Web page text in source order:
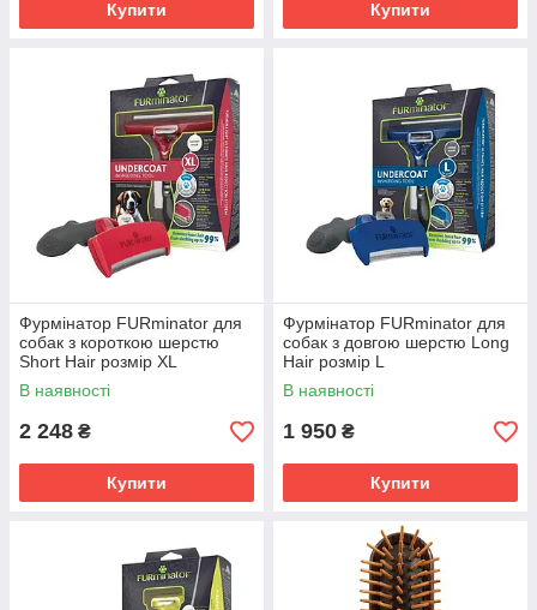
Купити Купити
Фурмінатор FURminator для
собак з короткою шерстю
Short Hair розмір ХL
В наявності
2 248 ₴
Купити
Фурмінатор FURminator для
собак з довгою шерстю Long
Hair розмір L
В наявності
1 950 ₴
Купити